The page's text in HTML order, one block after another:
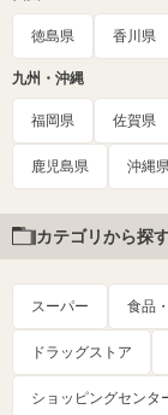
徳島県 香川県
九州・沖縄
福岡県 佐賀県
鹿児島県 沖縄
カテゴリから探
スーパー 食品
ドラッグストア
ショッピングセンタ